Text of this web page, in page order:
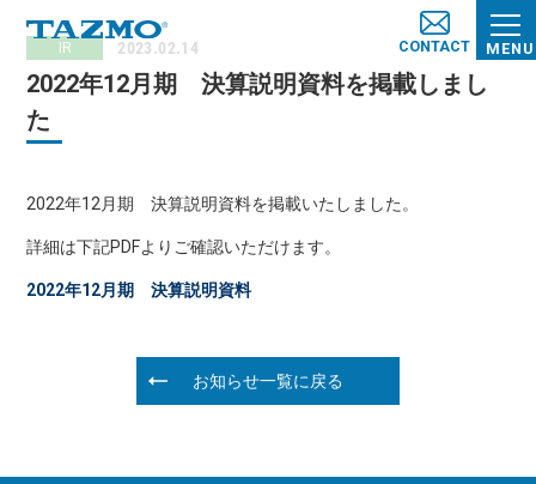
MENU
CONTACT
IR 2023.02.14
2022年12月期 決算説明資料を掲載しまし
た
2022年12月期 決算説明資料を掲載いたしました。
詳細は下記PDFよりご確認いただけます。
2022年12月期 決算説明資料
お知らせ一覧に戻る